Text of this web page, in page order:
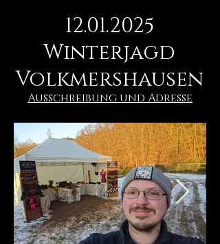
12.01.2025
Winterjagd
Volkmershausen
Ausschreibung und Adresse